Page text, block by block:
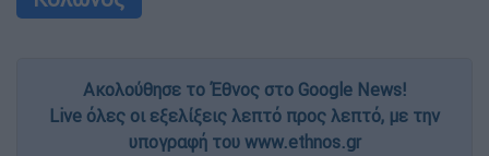
Ακολούθησε το Έθνος στο Google News!
Live όλες οι εξελίξεις λεπτό προς λεπτό, με την
υπογραφή του www.ethnos.gr